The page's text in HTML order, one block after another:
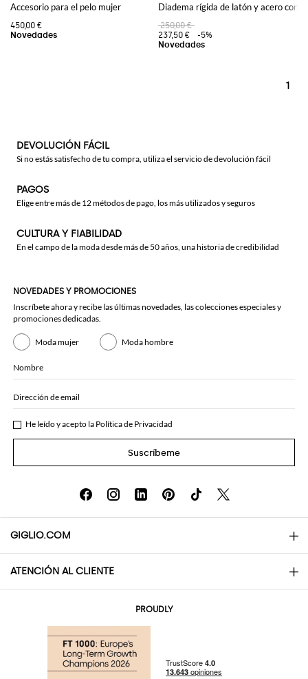
Accesorio para el pelo mujer
450,00 €
Diadema rígida de latón y acero con
250,00 €
237,50 €
-5%
1
DEVOLUCIÓN FÁCIL
Si no estás satisfecho de tu compra, utiliza el servicio de devolución fácil
PAGOS
Elige entre más de 12 métodos de pago, los más utilizados y seguros
CULTURA Y FIABILIDAD
En el campo de la moda desde más de 50 años, una historia de credibilidad
NOVEDADES Y PROMOCIONES
Inscríbete ahora y recibe las últimas novedades, las colecciones especiales y
promociones dedicadas.
Moda mujer Moda hombre
Nombre
Dirección de email
He leído y acepto la Política de Privacidad
Suscríbeme
GIGLIO.COM
About
ATENCIÓN AL CLIENTE
PROUDLY